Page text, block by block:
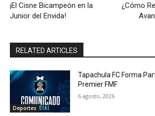
¡El Cisne Bicampeón en la
Junior del Envida!
¿Cómo
RELATED ARTICLES
Deportes
Tapachula FC Forma
Premier FMF
6 agosto, 2026